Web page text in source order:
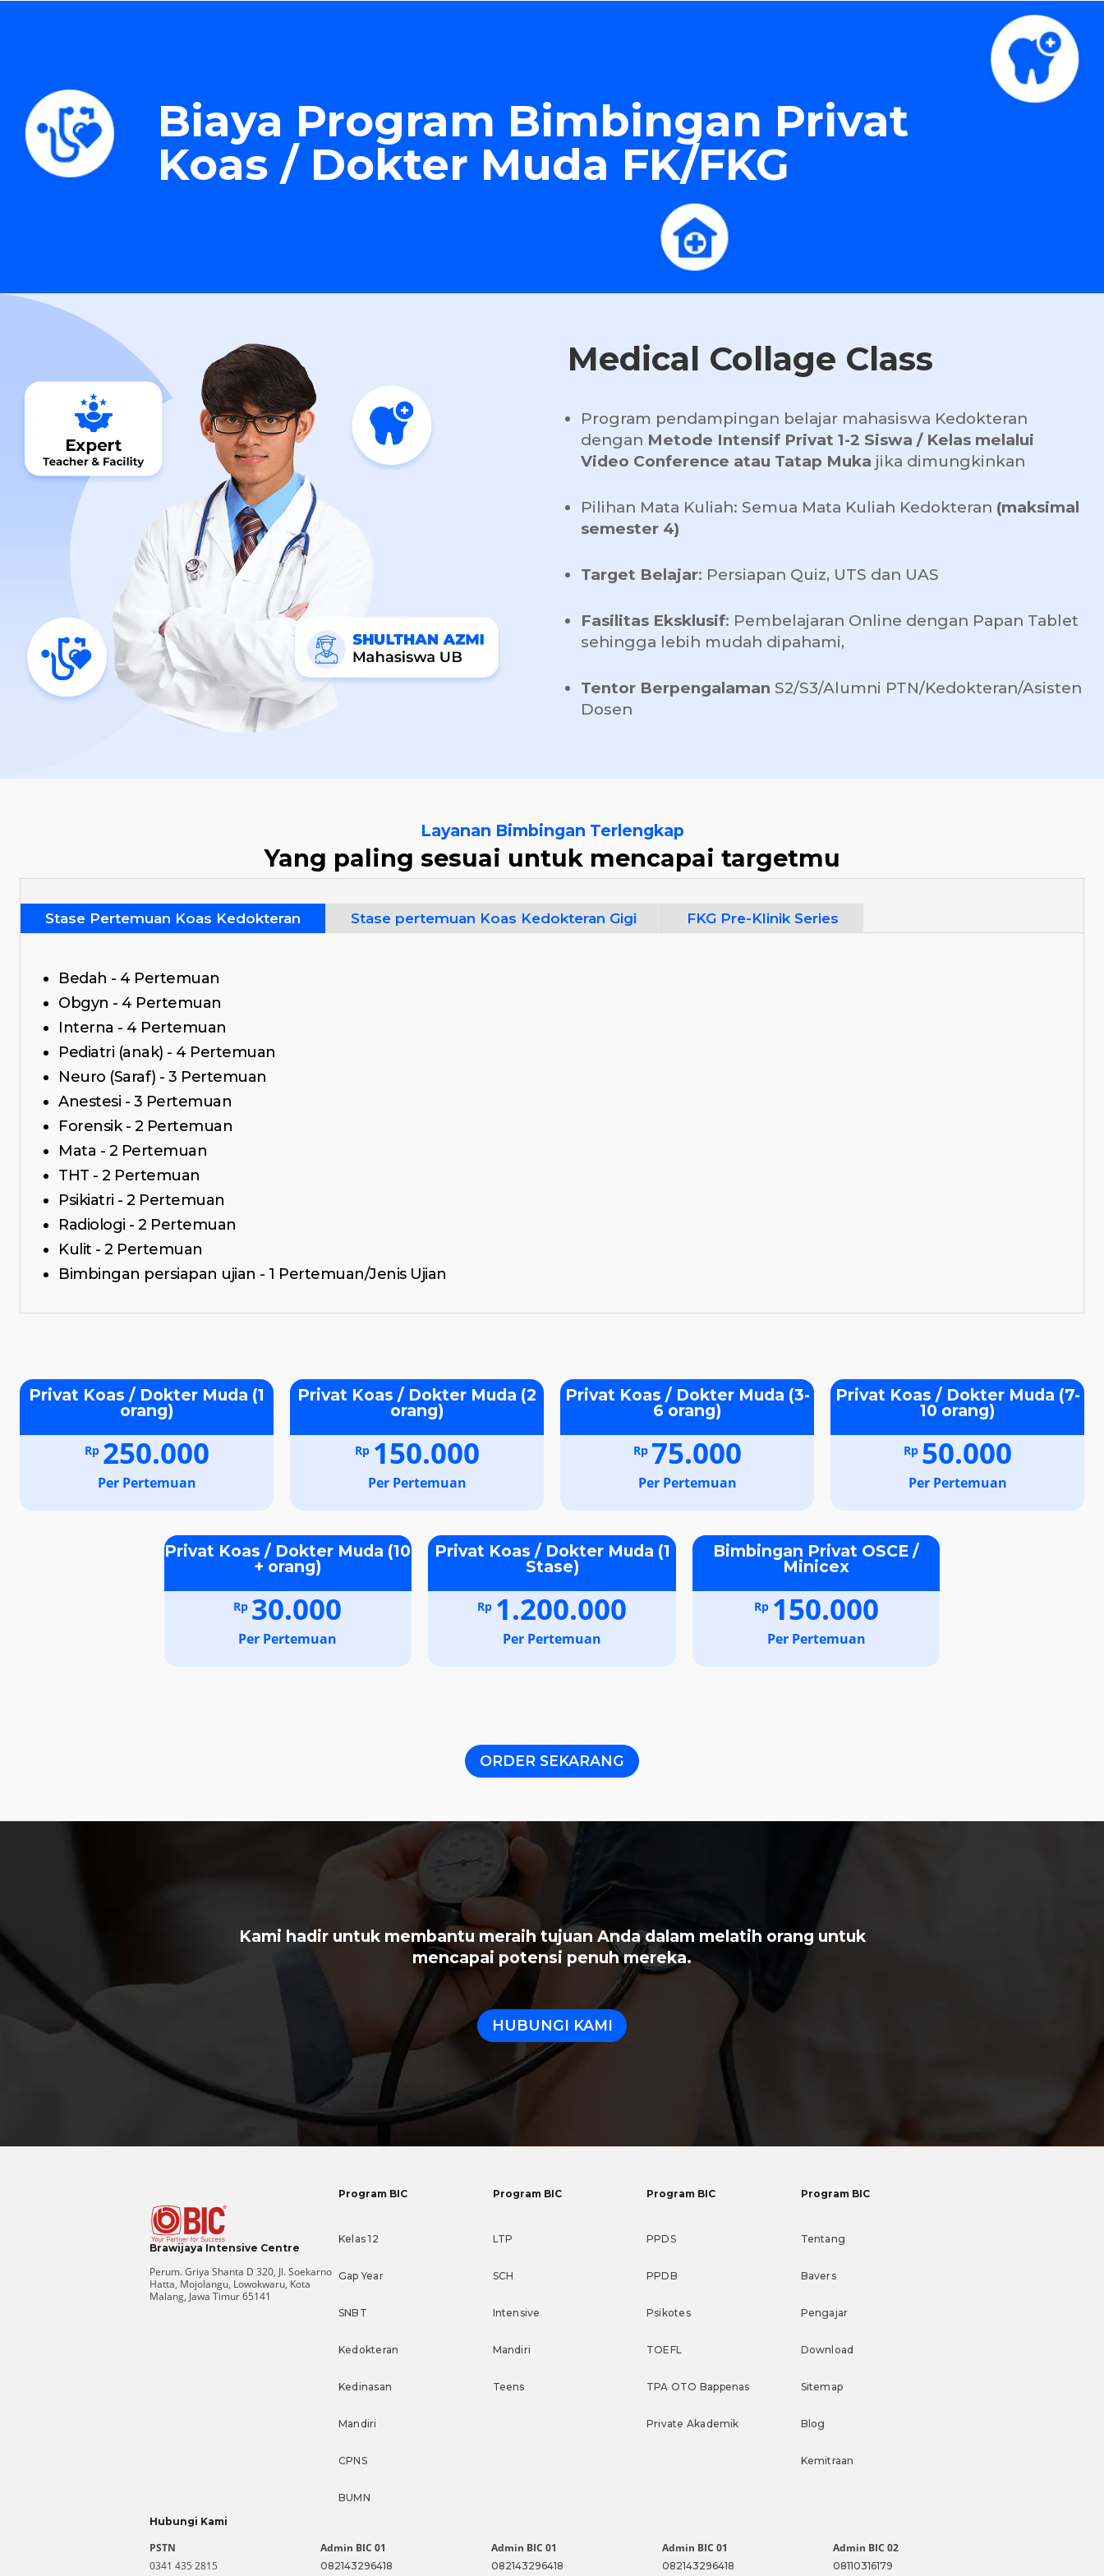
Biaya Program Bimbingan Privat
Koas / Dokter Muda FK/FKG
Medical Collage Class
Program pendampingan belajar mahasiswa Kedokteran
dengan Metode Intensif Privat 1-2 Siswa / Kelas melalui
Video Conference atau Tatap Muka jika dimungkinkan
Pilihan Mata Kuliah: Semua Mata Kuliah Kedokteran (maksimal
semester 4)
Target Belajar: Persiapan Quiz, UTS dan UAS
Fasilitas Eksklusif: Pembelajaran Online dengan Papan Tablet
sehingga lebih mudah dipahami,
Tentor Berpengalaman S2/S3/Alumni PTN/Kedokteran/Asisten
Dosen
Layanan Bimbingan Terlengkap
Yang paling sesuai untuk mencapai targetmu
Stase Pertemuan Koas Kedokteran Stase pertemuan Koas Kedokteran Gigi FKG Pre-Klinik Series
Bedah - 4 Pertemuan
Obgyn - 4 Pertemuan
Interna - 4 Pertemuan
Pediatri (anak) - 4 Pertemuan
Neuro (Saraf) - 3 Pertemuan
Anestesi - 3 Pertemuan
Forensik - 2 Pertemuan
Mata - 2 Pertemuan
THT - 2 Pertemuan
Psikiatri - 2 Pertemuan
Radiologi - 2 Pertemuan
Kulit - 2 Pertemuan
Bimbingan persiapan ujian - 1 Pertemuan/Jenis Ujian
Privat Koas / Dokter Muda (1
orang)
Rp 250.000
Per Pertemuan
Privat Koas / Dokter Muda (2
orang)
Rp 150.000
Per Pertemuan
Privat Koas / Dokter Muda (3-
6 orang)
Rp 75.000
Per Pertemuan
Privat Koas / Dokter Muda (7-
10 orang)
Rp 50.000
Per Pertemuan
Privat Koas / Dokter Muda (10
+ orang)
Rp 30.000
Per Pertemuan
Privat Koas / Dokter Muda (1
Stase)
Rp 1.200.000
Per Pertemuan
Bimbingan Privat OSCE /
Minicex
Rp 150.000
Per Pertemuan
ORDER SEKARANG
Kami hadir untuk membantu meraih tujuan Anda dalam melatih orang untuk
mencapai potensi penuh mereka.
HUBUNGI KAMI
Brawijaya Intensive Centre
Perum. Griya Shanta D 320, Jl. Soekarno
Hatta, Mojolangu, Lowokwaru, Kota
Malang, Jawa Timur 65141
Program BIC
Kelas 12
Gap Year
SNBT
Kedokteran
Kedinasan
Mandiri
CPNS
BUMN
Program BIC
LTP
SCH
Intensive
Mandiri
Teens
Program BIC
PPDS
PPDB
Psikotes
TOEFL
TPA OTO Bappenas
Private Akademik
Program BIC
Tentang
Bavers
Pengajar
Download
Sitemap
Blog
Kemitraan
Hubungi Kami
PSTN
0341 435 2815
Admin BIC 01
082143296418
Admin BIC 01
082143296418
Admin BIC 01
082143296418
Admin BIC 02
08110316179